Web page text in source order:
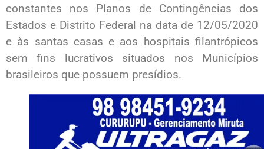
constantes nos Planos de Contingências dos
Estados e Distrito Federal na data de 12/05/2020
e às santas casas e aos hospitais filantrópicos
sem fins lucrativos situados nos Municípios
brasileiros que possuem presídios.